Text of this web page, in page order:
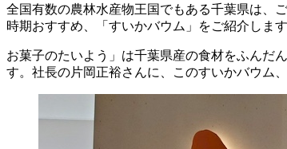
全国有数の農林水産物王国でもある千葉県は、
時期おすすめ、「すいかバウム」をご紹介します
お菓子のたいよう」は千葉県産の食材をふんだ
す。社長の片岡正裕さんに、このすいかバウム